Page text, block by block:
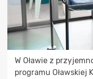
W Oławie z
programu Oławskiej